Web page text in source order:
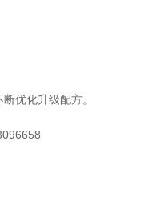
优化升级配方。